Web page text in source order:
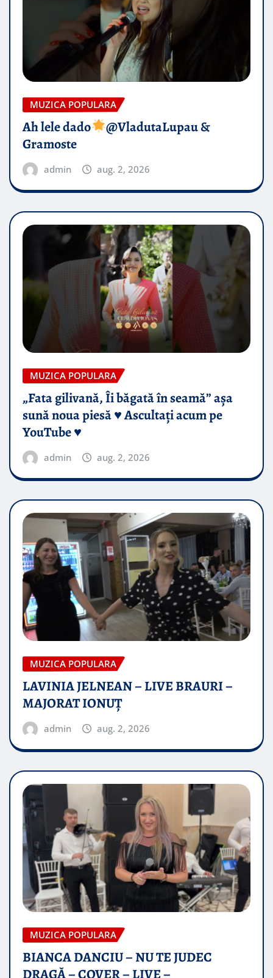
MUZICA POPULARA
Ah lele dado​
@VladutaLupau &
Gramoste
admin aug. 2, 2026
MUZICA POPULARA
„Fata gilivană, Îi băgată în seamă” așa
sună noua piesă ♥️ Ascultați acum pe
YouTube ♥️
admin aug. 2, 2026
MUZICA POPULARA
LAVINIA JELNEAN – LIVE BRAURI –
MAJORAT IONUŢ
admin aug. 2, 2026
MUZICA POPULARA
BIANCA DANCIU – NU TE JUDEC
DRAGĂ – COVER – LIVE –